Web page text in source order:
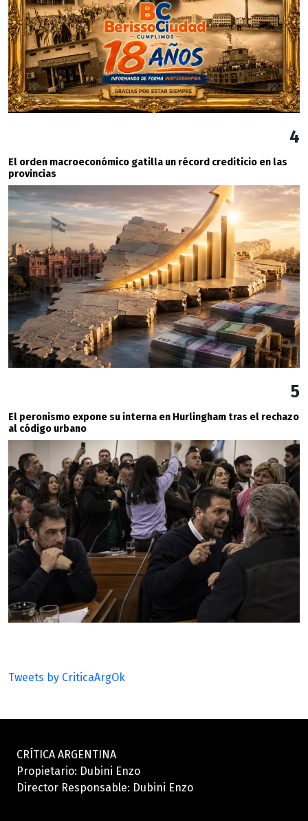
4
El orden macroeconómico gatilla un récord crediticio en las
provincias
5
El peronismo expone su interna en Hurlingham tras el rechazo
al código urbano
Tweets by CriticaArgOk
CRÍTICA ARGENTINA
Propietario: Dubini Enzo
Director Responsable: Dubini Enzo